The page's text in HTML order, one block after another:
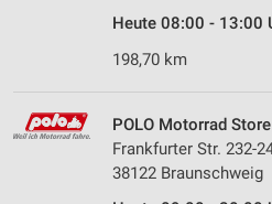
Heute 08:00 - 13:00
198,70 km
POLO Motorrad
Frankfurter Str. 232-
38122 Braunschweig